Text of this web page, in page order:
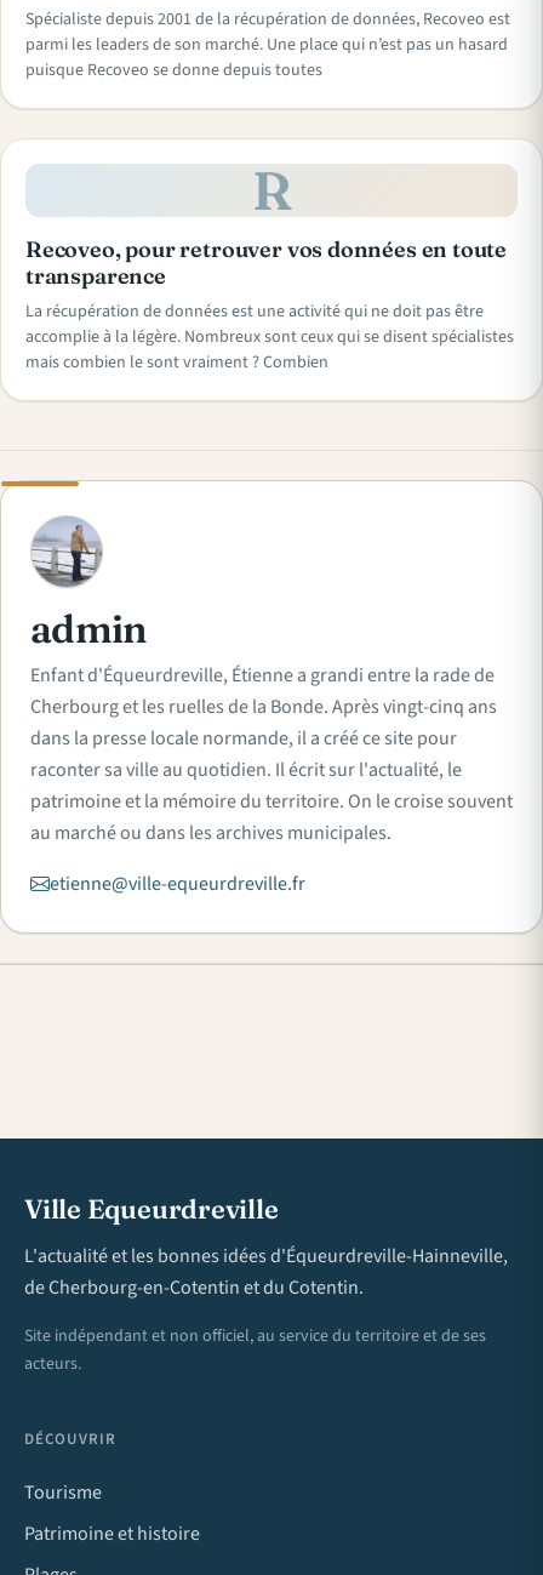
Spécialiste depuis 2001 de la récupération de données, Recoveo est
parmi les leaders de son marché. Une place qui n’est pas un hasard
puisque Recoveo se donne depuis toutes
R
Recoveo, pour retrouver vos données en toute
transparence
La récupération de données est une activité qui ne doit pas être
accomplie à la légère. Nombreux sont ceux qui se disent spécialistes
mais combien le sont vraiment ? Combien
A
admin
Enfant d'Équeurdreville, Étienne a grandi entre la rade de
Cherbourg et les ruelles de la Bonde. Après vingt-cinq ans
dans la presse locale normande, il a créé ce site pour
raconter sa ville au quotidien. Il écrit sur l'actualité, le
patrimoine et la mémoire du territoire. On le croise souvent
au marché ou dans les archives municipales.
etienne@ville-equeurdreville.fr
Ville Equeurdreville
L'actualité et les bonnes idées d'Équeurdreville-Hainneville,
de Cherbourg-en-Cotentin et du Cotentin.
Site indépendant et non officiel, au service du territoire et de ses
acteurs.
DÉCOUVRIR
Tourisme
Patrimoine et histoire